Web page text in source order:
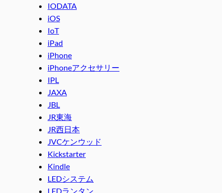
IODATA
iOS
IoT
iPad
iPhone
iPhoneアクセサリー
IPL
JAXA
JBL
JR東海
JR西日本
JVCケンウッド
Kickstarter
Kindle
LEDシステム
LEDランタン